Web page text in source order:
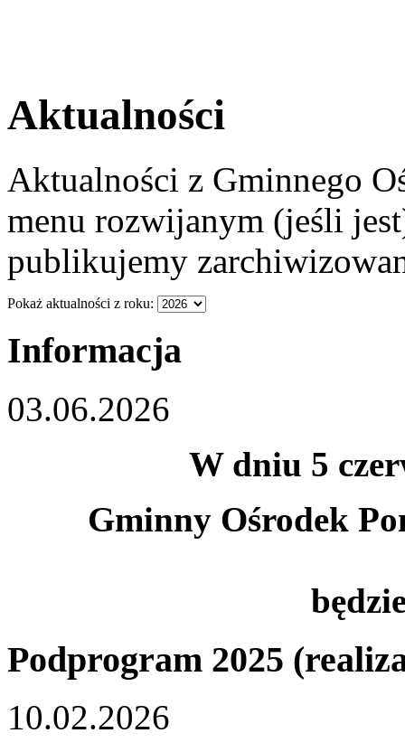
Aktualności
Aktualności z Gminnego
menu rozwijanym (jeśli
publikujemy
Pokaż aktualności z roku:
Informacja
03.06.2026
W dniu 5
Gminny Ośrodek
Podprogram 2025
10.02.2026